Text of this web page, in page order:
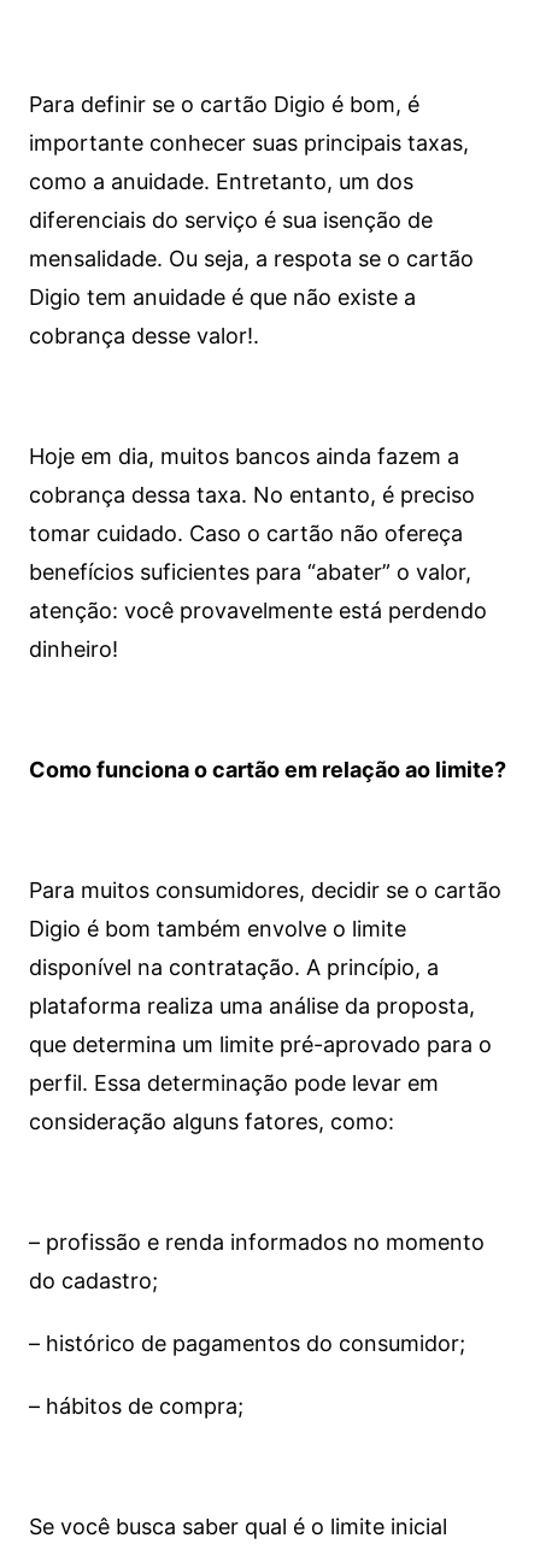
Para definir se o cartão Digio é bom, é
importante conhecer suas principais taxas,
como a anuidade. Entretanto, um dos
diferenciais do serviço é sua isenção de
mensalidade. Ou seja, a respota se o cartão
Digio tem anuidade é que não existe a
cobrança desse valor!.
Hoje em dia, muitos bancos ainda fazem a
cobrança dessa taxa. No entanto, é preciso
tomar cuidado. Caso o cartão não ofereça
benefícios suficientes para “abater” o valor,
atenção: você provavelmente está perdendo
dinheiro!
Como funciona o cartão em relação ao limite?
Para muitos consumidores, decidir se o cartão
Digio é bom também envolve o limite
disponível na contratação. A princípio, a
plataforma realiza uma análise da proposta,
que determina um limite pré-aprovado para o
perfil. Essa determinação pode levar em
consideração alguns fatores, como:
– profissão e renda informados no momento
do cadastro;
– histórico de pagamentos do consumidor;
– hábitos de compra;
Se você busca saber qual é o limite inicial